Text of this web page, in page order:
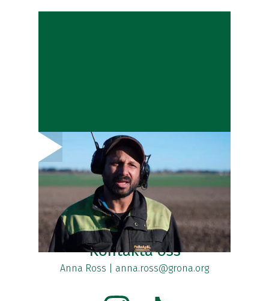
Klicka för att spela videon.
Kontakta oss
Anna Ross anna.ross@grona.org